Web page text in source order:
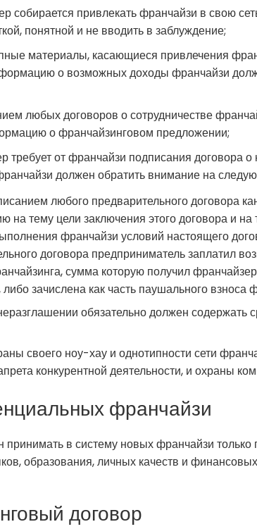
собирается привлекать франчайзи в свою
понятной и не вводить в заблуждение;
материалы, касающиеся привлечения
о возможных доходы франчайзи
любых договоров о сотрудничестве
о франчайзинговом предложении;
требует от франчайзи подписания договора
должен обратить внимание на
любого предварительного договора
на тему цели заключения этого договора и
франчайзи условий настоящего
договора предприниматель заплатил
сумма которую получил
зачислена как часть паушального взноса
обязательно должен содержать
своего ноу-хау и однотипности сети
конкурентной деятельности, и охраны
франчайзи
в систему новых франчайзи
образования, личных качеств и
договор